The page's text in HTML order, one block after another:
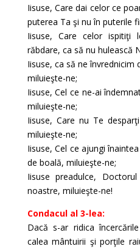
Iisuse, Care dai celor ce
puterea Ta şi nu în puterile
Iisuse, Care celor ispitiţi
răbdare, ca să nu hulească
Iisuse, ca să ne învrednicim
miluieşte-ne;
Iisuse, Cel ce ne-ai
miluieşte-ne;
Iisuse, Care nu Te
miluieşte-ne;
Iisuse, Cel ce ajungi
de boală, miluieşte-ne;
Iisuse preadulce,
noastre, miluieşte-ne!
Condacul al 3-lea:
Dacă s-ar ridica
calea mântuirii şi porţile